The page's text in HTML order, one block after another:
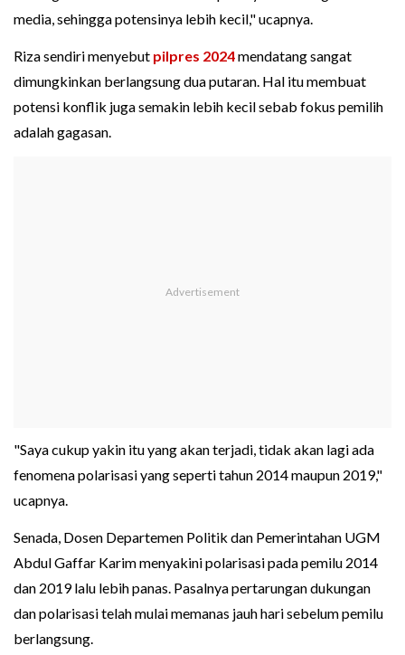
media, sehingga potensinya lebih kecil," ucapnya.
Riza sendiri menyebut pilpres 2024mendatang sangat
dimungkinkan berlangsung dua putaran. Hal itu membuat
potensi konflik juga semakin lebih kecil sebab fokus pemilih
adalah gagasan.
"Saya cukup yakin itu yang akan terjadi, tidak akan lagi ada
fenomena polarisasi yang seperti tahun 2014 maupun 2019,"
ucapnya.
Senada, Dosen Departemen Politik dan Pemerintahan UGM
Abdul Gaffar Karim menyakini polarisasi pada pemilu 2014
dan 2019 lalu lebih panas. Pasalnya pertarungan dukungan
dan polarisasi telah mulai memanas jauh hari sebelum pemilu
berlangsung.